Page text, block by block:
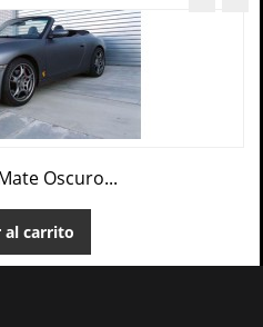
Oscuro...
al carrito